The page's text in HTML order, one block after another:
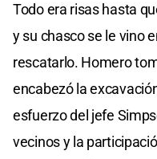
Todo era risas hasta
y su chasco se le vino
rescatarlo. Homero
encabezó la
esfuerzo del jefe
vecinos y la